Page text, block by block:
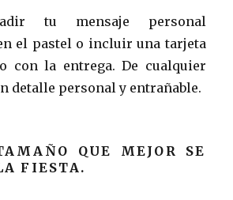
tu mensaje personal
el pastel o incluir una tarjeta
con la entrega. De cualquier
detalle personal y entrañable.
QUE MEJOR SE
FIESTA.